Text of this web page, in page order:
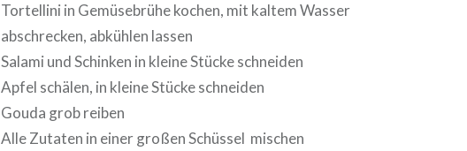
Tor­tel­li­ni in Gemü­se­brü­he kochen, mit kaltem Wasser
abschre­cken, abkühlen lassen
Salami und Schinken in kleine Stücke schneiden
Apfel schälen, in kleine Stücke schneiden
Gouda grob reiben
Alle Zutaten in einer großen Schüssel mischen